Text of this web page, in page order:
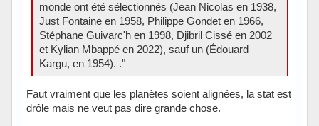
monde ont été sélectionnés (Jean Nicolas en 1938,
Just Fontaine en 1958, Philippe Gondet en 1966,
Stéphane Guivarc'h en 1998, Djibril Cissé en 2002
et Kylian Mbappé en 2022), sauf un (Édouard
Kargu, en 1954). ."
Faut vraiment que les planètes soient alignées, la stat est
drôle mais ne veut pas dire grande chose.